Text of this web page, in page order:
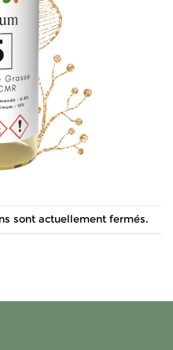
sont actuellement fermés.